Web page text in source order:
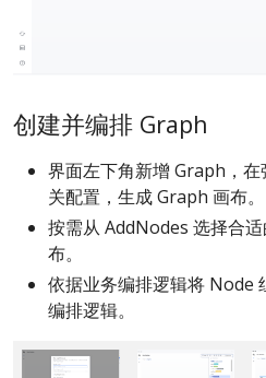
创建并编排 Graph
界面左下角新增 Graph，
关配置，生成 Graph 画布。
按需从 AddNodes 选择合
布。
依据业务编排逻辑将 Node
编排逻辑。